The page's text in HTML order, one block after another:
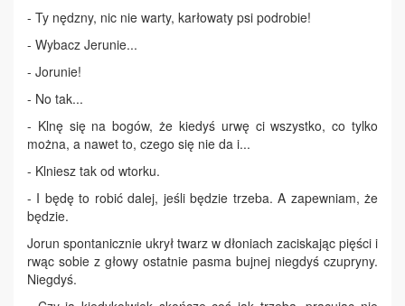
- Ty nędzny, nic nie warty, karłowaty psi podrobie!
- Wybacz Jerunie...
- Jorunie!
- No tak...
- Klnę się na bogów, że kiedyś urwę ci wszystko, co tylko
można, a nawet to, czego się nie da i...
- Klniesz tak od wtorku.
- I będę to robić dalej, jeśli będzie trzeba. A zapewniam, że
będzie.
Jorun spontanicznie ukrył twarz w dłoniach zaciskając pięści i
rwąc sobie z głowy ostatnie pasma bujnej niegdyś czupryny.
Niegdyś.